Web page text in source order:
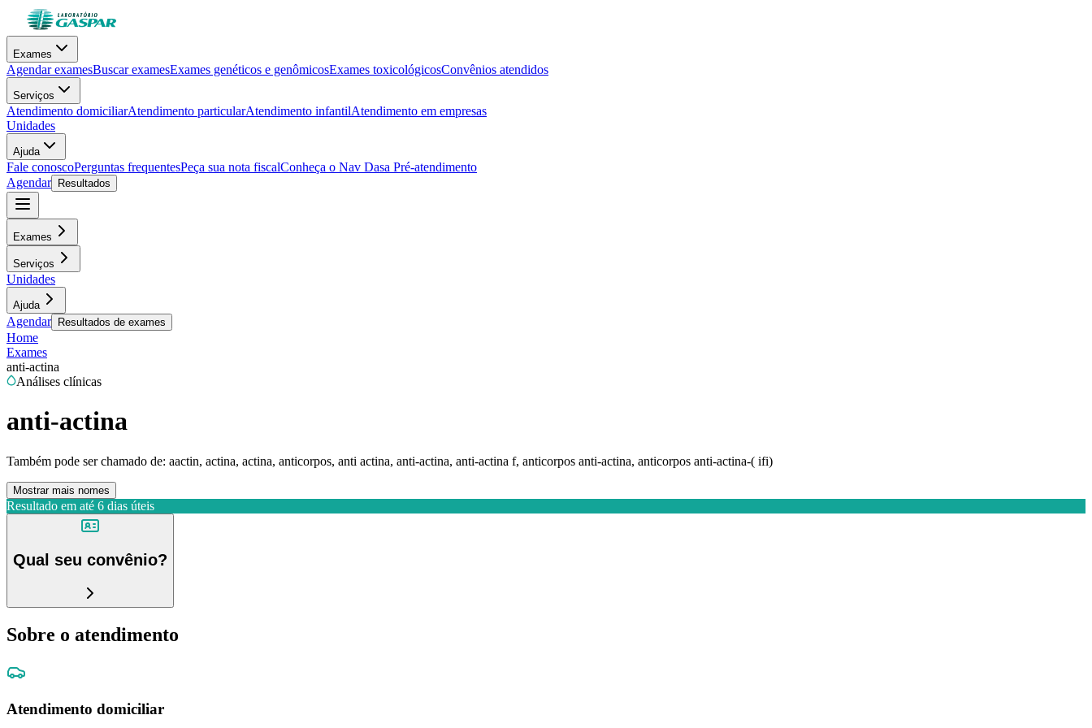
Exames
Agendar examesBuscar examesExames genéticos e genômicosExames toxicológicosConvênios atendidos
Serviços
Atendimento domiciliarAtendimento particularAtendimento infantilAtendimento em empresas
Unidades
Ajuda
Fale conoscoPerguntas frequentesPeça sua nota fiscalConheça o Nav Dasa Pré-atendimento
Agendar
Resultados
Exames
Serviços
Unidades
Ajuda
Agendar Resultados de exames
Home
Exames
anti-actina
Análises clínicas
anti-actina
Também pode ser chamado de: aactin, actina, actina, anticorpos, anti actina, anti-actina, anti-actina f, anticorpos anti-actina, anticorpos anti-actina-( ifi)
Mostrar mais nomes
Resultado em até 6 dias úteis
Qual seu convênio?
Sobre o atendimento
Atendimento domiciliar